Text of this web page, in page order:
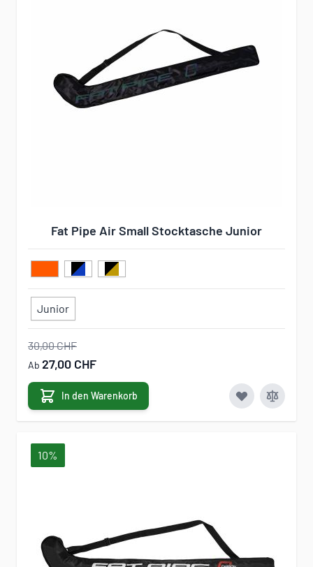
Fat Pipe Air Small Stocktasche Junior
Junior
30,00 CHF
Ab 27,00 CHF
In den Warenkorb
10%